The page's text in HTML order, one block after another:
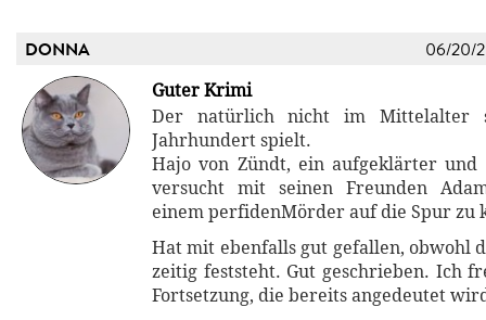
DONNA 06/20/
Guter Krimi
Der natürlich nicht im Mittelalter
Jahrhundert spielt.
Hajo von Zündt, ein aufgeklärter
versucht mit seinen Freunden
einem perfidenMörder auf die Spur zu
Hat mit ebenfalls gut gefallen, obwohl
zeitig feststeht. Gut geschrieben. Ich
Fortsetzung, die bereits angedeutet